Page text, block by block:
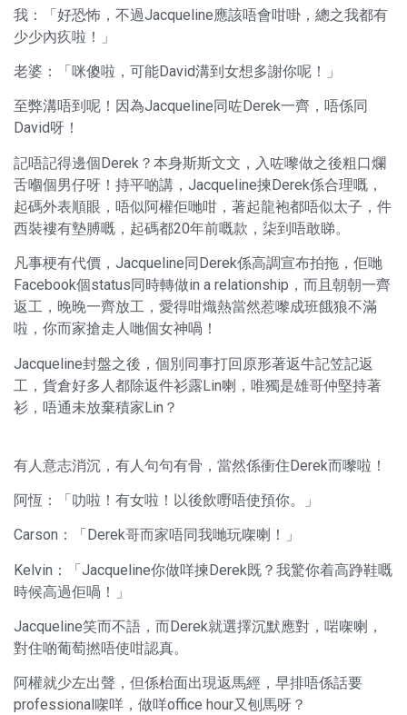
我：「好恐怖，不過Jacqueline應該唔會咁啩，總之我都有
少少內疚啦！」
老婆：「咪傻啦，可能David溝到女想多謝你呢！」
至弊溝唔到呢！因為Jacqueline同咗Derek一齊，唔係同
David呀！
記唔記得邊個Derek？本身斯斯文文，入咗嚟做之後粗口爛
舌嗰個男仔呀！持平啲講，Jacqueline揀Derek係合理嘅，
起碼外表順眼，唔似阿權佢哋咁，著起龍袍都唔似太子，件
西裝褸有墊膊嘅，起碼都20年前嘅款，柒到唔敢睇。
凡事梗有代價，Jacqueline同Derek係高調宣布拍拖，佢哋
Facebook個status同時轉做in a relationship，而且朝朝一齊
返工，晚晚一齊放工，愛得咁熾熱當然惹嚟成班餓狼不滿
啦，你而家搶走人哋個女神喎！
Jacqueline封盤之後，個別同事打回原形著返牛記笠記返
工，貨倉好多人都除返件衫露Lin喇，唯獨是雄哥仲堅持著
衫，唔通未放棄積家Lin？
有人意志消沉，有人句句有骨，當然係衝住Derek而嚟啦！
阿恆：「叻啦！有女啦！以後飲嘢唔使預你。」
Carson：「Derek哥而家唔同我哋玩㗎喇！」
Kelvin：「Jacqueline你做咩揀Derek既？我驚你着高踭鞋嘅
時候高過佢喎！」
Jacqueline笑而不語，而Derek就選擇沉默應對，啱㗎喇，
對住啲葡萄撚唔使咁認真。
阿權就少左出聲，但係枱面出現返馬經，早排唔係話要
professional㗎咩，做咩office hour又刨馬呀？